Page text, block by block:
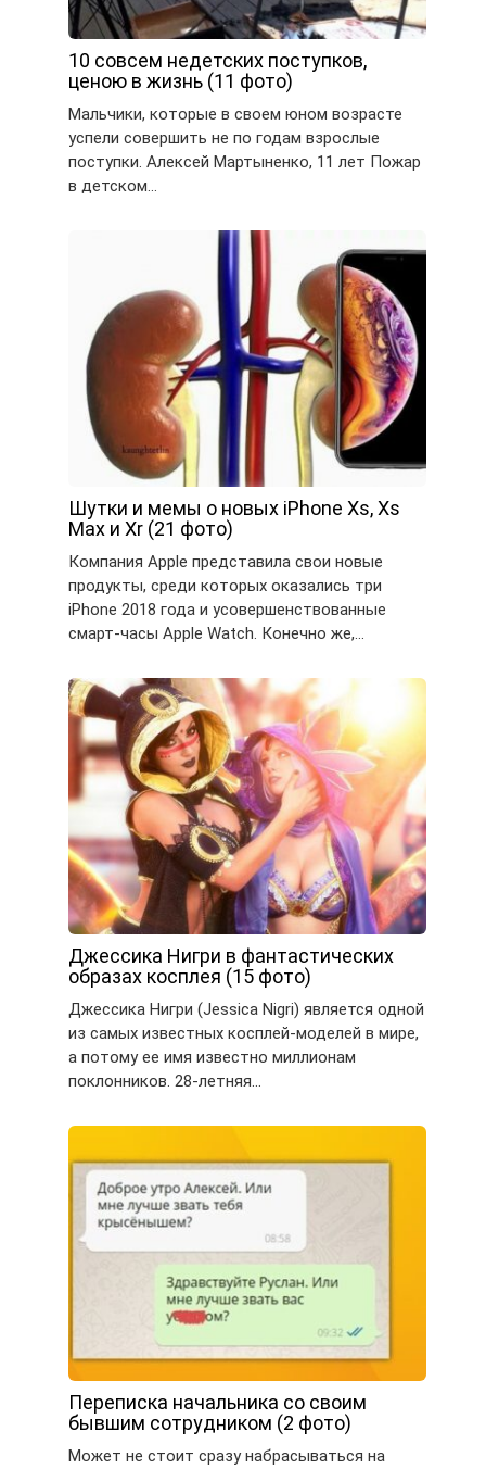
10 совсем недетских поступков,
ценою в жизнь (11 фото)
Мальчики, которые в своем юном возрасте
успели совершить не по годам взрослые
поступки. Алексей Мартыненко, 11 лет Пожар
в детском…
Шутки и мемы о новых iPhone Xs, Xs
Max и Xr (21 фото)
Компания Apple представила свои новые
продукты, среди которых оказались три
iPhone 2018 года и усовершенствованные
смарт-часы Apple Watch. Конечно же,…
Джессика Нигри в фантастических
образах косплея (15 фото)
Джессика Нигри (Jessica Nigri) является одной
из самых известных косплей-моделей в мире,
а потому ее имя известно миллионам
поклонников. 28-летняя…
Переписка начальника со своим
бывшим сотрудником (2 фото)
Может не стоит сразу набрасываться на